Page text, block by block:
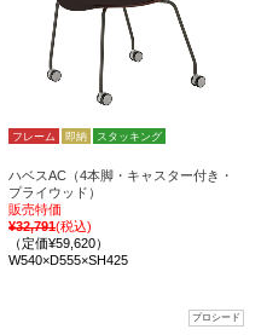
フレーム 即納 スタッキング
ハベスAC（4本脚・キャスター付き・
プライウッド）
販売特価
¥32,791(税込)
（定価¥59,620）
W540×D555×SH425
プロシード